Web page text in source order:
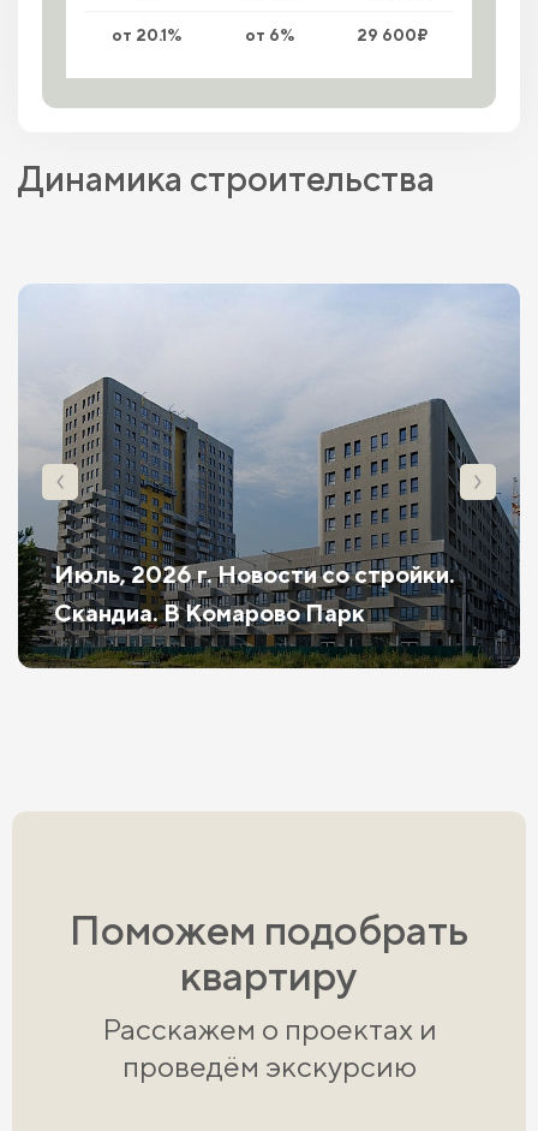
от 20.1% от 6% 29 600₽
Динамика строительства
Июль, 2026 г. Новости со стройки.
Скандиа. В Комарово Парк
Поможем подобрать
квартиру
Расскажем о проектах и
проведём экскурсию